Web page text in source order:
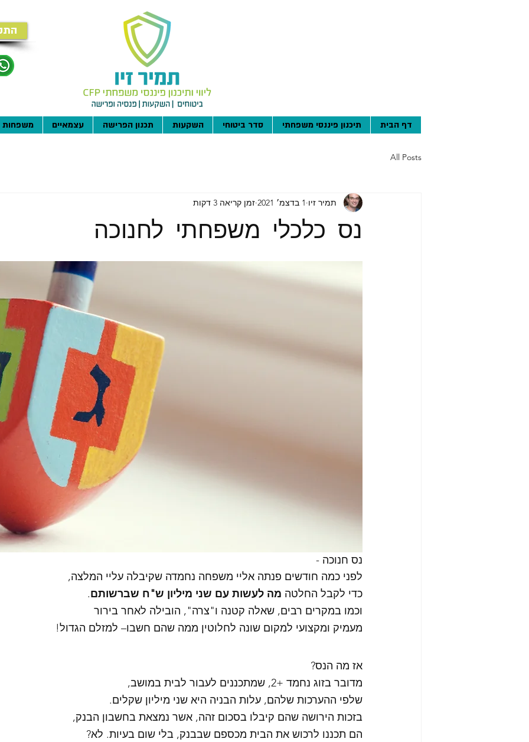
דף הבית תיכנון פיננסי משפחתי סדר ביטוחי השקעות תכנון הפרישה עצמאיים משפחות
All Posts
נס כלכלי משפחתי לחנוכה
תמיר זיו 1 בדצמ׳ 2021 זמן קריאה 3 דקות
נס חנוכה -
לפני כמה חודשים פנתה אליי משפחה נחמדה שקיבלה עליי המלצה,
כדי לקבל החלטה מה לעשות עם שני מיליון ש"ח שברשותם.
וכמו במקרים רבים, שאלה קטנה ו"צרה", הובילה לאחר בירור
מעמיק ומקצועי למקום שונה לחלוטין ממה שהם חשבו– למזלם הגדול!
אז מה הנס?
מדובר בזוג נחמד +2, שמתכננים לעבור לבית במושב,
שלפי ההערכות שלהם, עלות הבניה היא שני מיליון שקלים.
בזכות הירושה שהם קיבלו בסכום זהה, אשר נמצאת בחשבון הבנק,
הם תכננו לרכוש את הבית מכספם שבבנק, בלי שום בעיות. לא?